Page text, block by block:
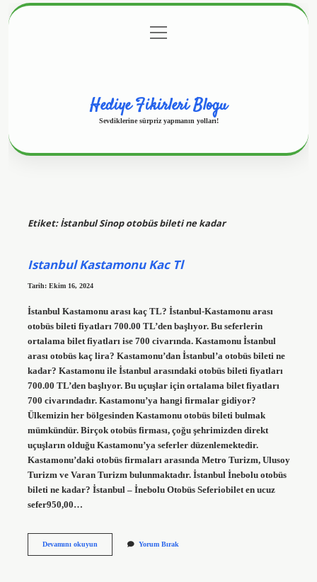
Gizlilik Politikası
menüyü
aç
Hediye Fikirleri Blogu
Sevdiklerine sürpriz yapmanın yolları!
Etiket:İstanbul Sinop otobüs bileti ne kadar
Istanbul Kastamonu Kac Tl
Tarih: Ekim 16, 2024
İstanbul Kastamonu arası kaç TL? İstanbul-Kastamonu arası
otobüs bileti fiyatları 700.00 TL’den başlıyor. Bu seferlerin
ortalama bilet fiyatları ise 700 civarında. Kastamonu İstanbul
arası otobüs kaç lira? Kastamonu’dan İstanbul’a otobüs bileti ne
kadar? Kastamonu ile İstanbul arasındaki otobüs bileti fiyatları
700.00 TL’den başlıyor. Bu uçuşlar için ortalama bilet fiyatları
700 civarındadır. Kastamonu’ya hangi firmalar gidiyor?
Ülkemizin her bölgesinden Kastamonu otobüs bileti bulmak
mümkündür. Birçok otobüs firması, çoğu şehrimizden direkt
uçuşların olduğu Kastamonu’ya seferler düzenlemektedir.
Kastamonu’daki otobüs firmaları arasında Metro Turizm, Ulusoy
Turizm ve Varan Turizm bulunmaktadır. İstanbul İnebolu otobüs
bileti ne kadar? İstanbul – İnebolu Otobüs Seferiobilet en ucuz
sefer950,00…
Devamını okuyunIstanbul
Yorum Bırak